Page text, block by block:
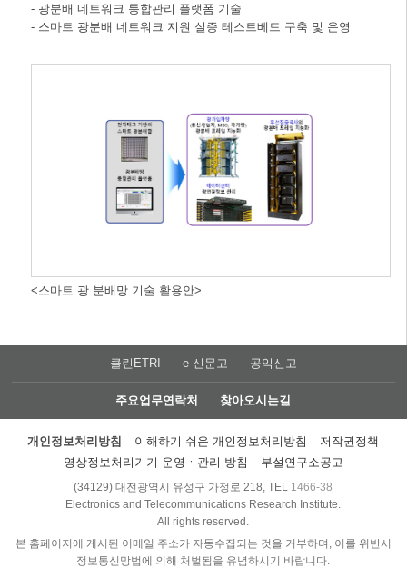
- 광분배 네트워크 통합관리 플랫폼 기술
- 스마트 광분배 네트워크 지원 실증 테스트베드 구축 및 운영
<스마트 광 분배망 기술 활용안>
클린ETRI e-신문고 공익신고
주요업무연락처 찾아오시는길
개인정보처리방침 이해하기 쉬운 개인정보처리방침
저작권정책
영상정보처리기기 운영ㆍ관리 방침
부설연구소공고
(34129) 대전광역시 유성구 가정로 218, TEL 1466-38
Electronics and Telecommunications Research Institute.
All rights reserved.
본 홈페이지에 게시된 이메일 주소가 자동수집되는 것을 거부하며, 이를 위반시
정보통신망법에 의해 처벌됨을 유념하시기 바랍니다.